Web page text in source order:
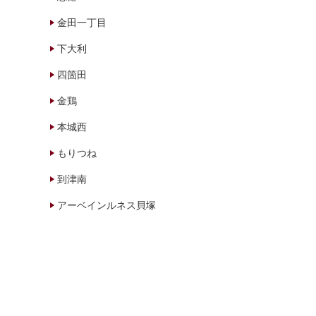
金田一丁目
下大利
四箇田
金鶏
本城西
もりつね
到津南
アーベインルネス貝塚